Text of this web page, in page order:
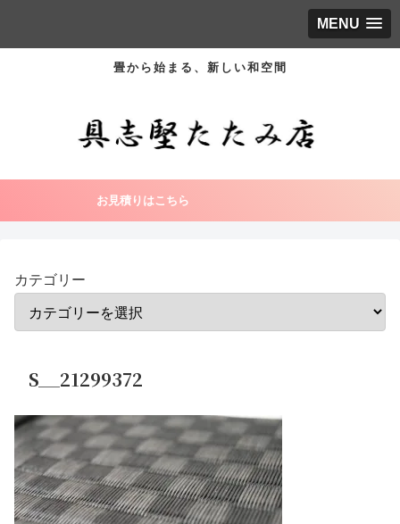
MENU
畳から始まる、新しい和空間
お見積りはこちら
カテゴリー
S__21299372